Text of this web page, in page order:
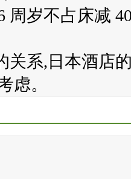
周岁不占床减
关系,日本酒店
虑。